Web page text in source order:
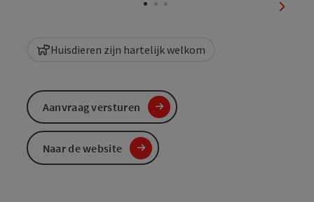
Huisdieren zijn hartelijk welkom
Aanvraag versturen
Naar de website